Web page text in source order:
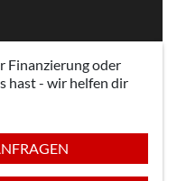
Finanzierung oder
hast - wir helfen dir